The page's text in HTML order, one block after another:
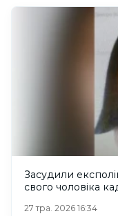
Засудили
свого чоловіка
27 тра. 2026 16:34